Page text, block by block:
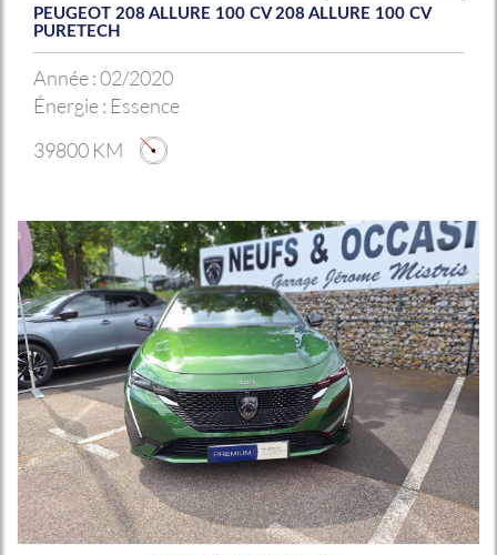
PEUGEOT 208 ALLURE 100 CV 208 ALLURE 100 CV
PURETECH
Année :02/2020
Énergie : Essence
39800 KM